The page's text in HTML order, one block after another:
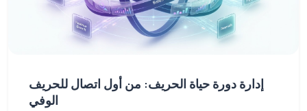
إدارة دورة حياة الحريف: من أول اتصال للحريف
الوفي